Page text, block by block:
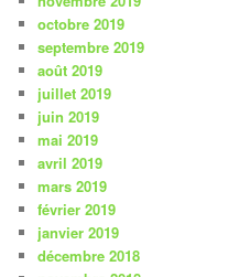
octobre 2019
septembre 2019
août 2019
juillet 2019
juin 2019
mai 2019
avril 2019
mars 2019
février 2019
janvier 2019
décembre 2018